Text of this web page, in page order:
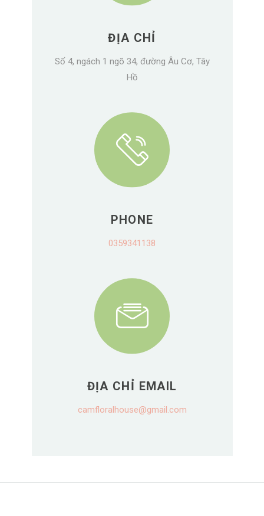
ĐỊA CHỈ
Số 4, ngách 1 ngõ 34, đường Âu Cơ, Tây
Hồ
PHONE
0359341138
ĐỊA CHỈ EMAIL
camfloralhouse@gmail.com